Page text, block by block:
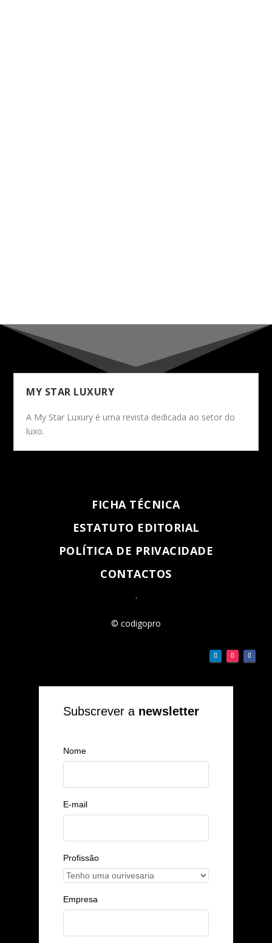
MY STAR LUXURY
A My Star Luxury é uma revista dedicada ao setor do
luxo.
FICHA TÉCNICA
ESTATUTO EDITORIAL
POLÍTICA DE PRIVACIDADE
CONTACTOS
.
© codigopro
Subscrever a newsletter
Nome
E-mail
Profissão
Empresa